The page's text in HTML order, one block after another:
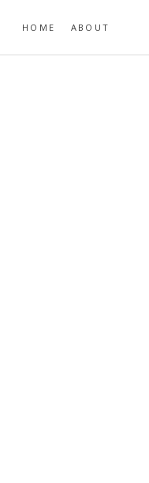
HOME ABOUT